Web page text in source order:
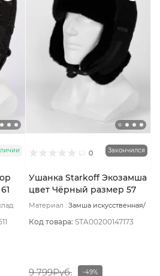
0 Закончился
Ушанка Starkoff Экозамша
цвет Чёрный размер 57
Материал : Замша искусственная/
Флис
Код товара: STA00200147173
9 799Руб. -49%